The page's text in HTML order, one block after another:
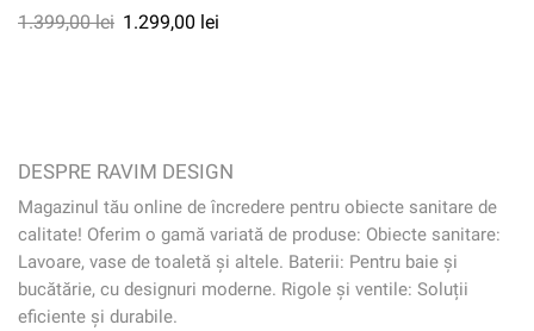
1.399,00lei 1.299,00 lei
DESPRE RAVIM DESIGN
Magazinul tău online de încredere pentru obiecte sanitare de
calitate! Oferim o gamă variată de produse: Obiecte sanitare:
Lavoare, vase de toaletă și altele. Baterii: Pentru baie și
bucătărie, cu designuri moderne. Rigole și ventile: Soluții
eficiente și durabile.